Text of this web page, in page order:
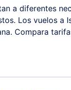
a diferentes
Los vuelos a
Compara